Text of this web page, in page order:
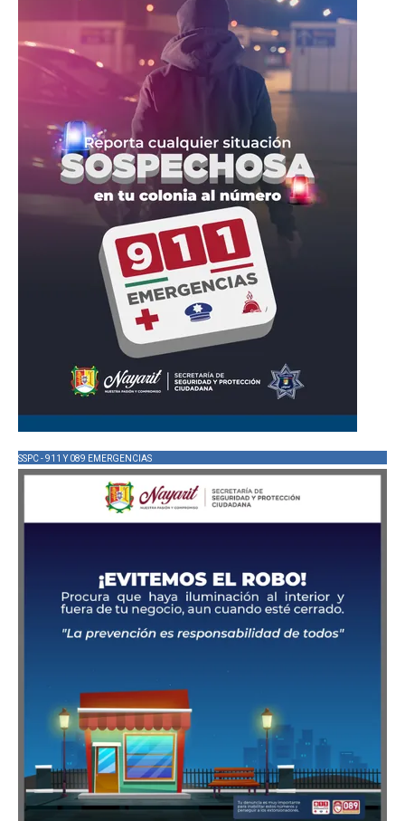
SSPC - 911 Y 089 EMERGENCIAS